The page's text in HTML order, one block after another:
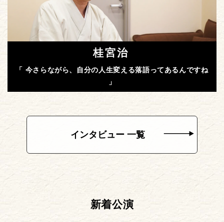
桂宮治
「 今さらながら、自分の人生変える落語ってあるんですね
」
インタビュー 一覧
新着公演